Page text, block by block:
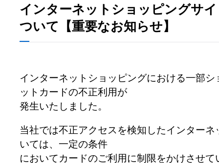
インターネットショッピングサ
ついて【重要なお知らせ】
インターネットショッピングにおける一部
ットカードの不正利用が
発生いたしました。
当社では不正アクセスを検知したインター
いては、一定の条件
においてカードのご利用に制限をかけさせ